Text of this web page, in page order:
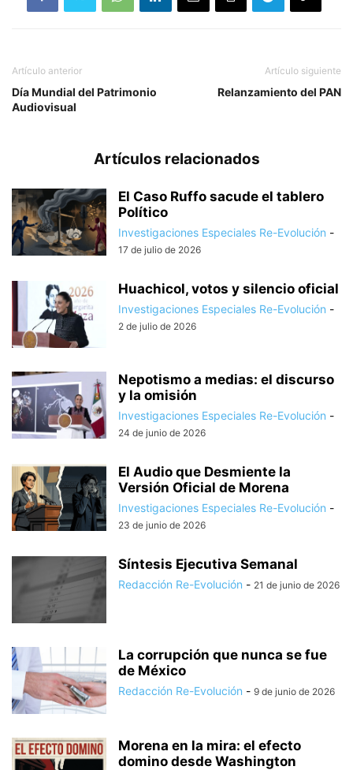
Artículo anterior
Día Mundial del Patrimonio
Audiovisual
Artículo siguiente
Relanzamiento del PAN
Artículos relacionados
El Caso Ruffo sacude el tablero
Político
Investigaciones Especiales Re-Evolución -
17 de julio de 2026
Huachicol, votos y silencio oficial
Investigaciones Especiales Re-Evolución -
2 de julio de 2026
Nepotismo a medias: el discurso
y la omisión
Investigaciones Especiales Re-Evolución -
24 de junio de 2026
El Audio que Desmiente la
Versión Oficial de Morena
Investigaciones Especiales Re-Evolución -
23 de junio de 2026
Síntesis Ejecutiva Semanal
Redacción Re-Evolución - 21 de junio de 2026
La corrupción que nunca se fue
de México
Redacción Re-Evolución - 9 de junio de 2026
Morena en la mira: el efecto
domino desde Washington